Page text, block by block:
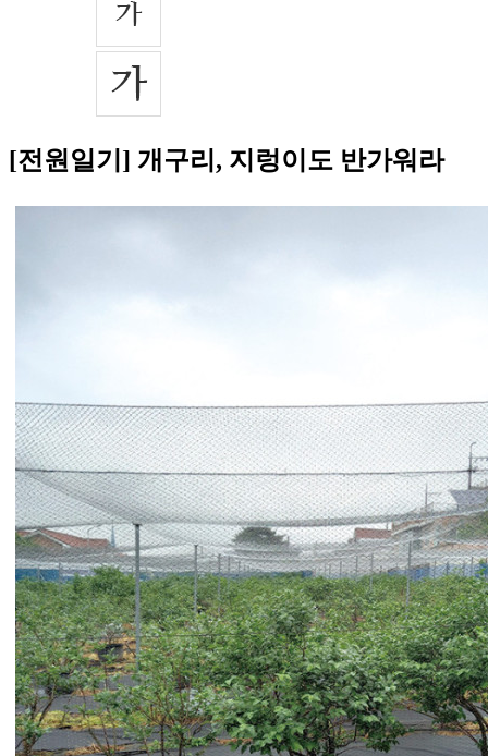
[전원일기] 개구리, 지렁이도 반가워라